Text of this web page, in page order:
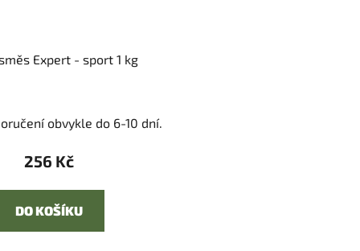
Expert - sport 1 kg
obvykle do 6-10 dní.
256 Kč
DO KOŠÍKU